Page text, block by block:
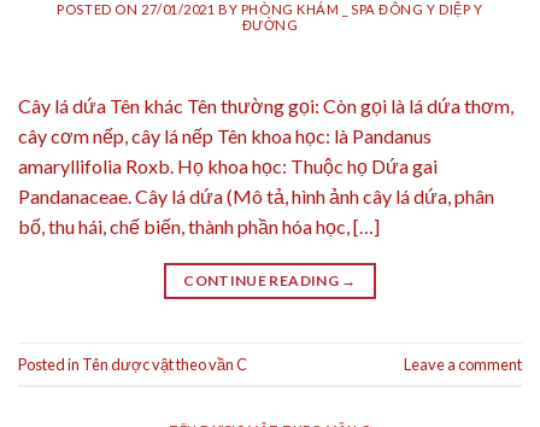
POSTED ON 27/01/2021 BY PHÒNG KHÁM _ SPA ĐÔNG Y DIỆP Y
ĐƯỜNG
Cây lá dứa Tên khác Tên thường gọi: Còn gọi là lá dứa thơm,
cây cơm nếp, cây lá nếp Tên khoa học: là Pandanus
amaryllifolia Roxb. Họ khoa học: Thuộc họ Dứa gai
Pandanaceae. Cây lá dứa (Mô tả, hình ảnh cây lá dứa, phân
bố, thu hái, chế biến, thành phần hóa học, […]
CONTINUE READING →
Posted in Tên dược vật theo vần C Leave a comment